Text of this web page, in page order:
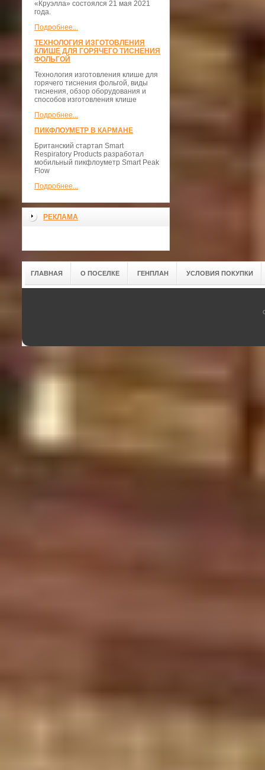
«Круэлла» состоялся 21 мая 2021
года.
Подробнее...
ТЕХНОЛОГИЯ ИЗГОТОВЛЕНИЯ
КЛИШЕ ДЛЯ ГОРЯЧЕГО ТИСНЕНИЯ
ФОЛЬГОЙ
Технология изготовления клише для
горячего тиснения фольгой, виды
тиснения, обзор оборудования и
способов изготовления клише
Подробнее...
ПИКФЛОУМЕТР В КАРМАНЕ
Британский стартап Smart
Respiratory Products разработал
мобильный пикфлоуметр Smart Peak
Flow
Подробнее...
РЕКЛАМА
ГЛАВНАЯ О ПОСЕЛКЕ ГЕНПЛАН УСЛОВИЯ ПОКУПКИ